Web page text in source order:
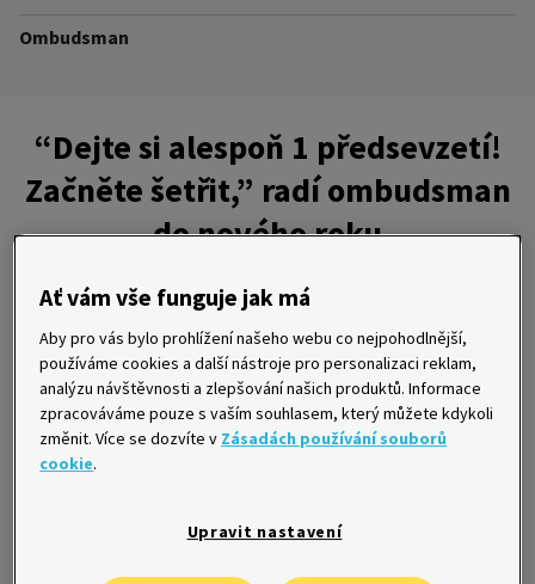
Ze života do života
Aktuální a ukončené soutěže
Ombudsman
“Dejte si alespoň 1 předsevzetí!
Začněte šetřit,” radí ombudsman
do nového roku
25. 1. 2022
Vánoce jsou za námi a s nimi i rok 2021. Právě v tomto čase si
lidé dávají předsevzetí do nového roku 2022. “Pokud byste si
měli vybrat jen jedno předsevzetí, ať se týká šetření,” říká
ombudsman klientů Home Creditu Miroslav Zborovský.
Ať vám vše funguje jak má
Aby pro vás bylo prohlížení našeho webu co nejpohodlnější,
používáme cookies a další nástroje pro personalizaci reklam,
analýzu návštěvnosti a zlepšování našich produktů. Informace
zpracováváme pouze s vaším souhlasem, který můžete kdykoli
změnit. Více se dozvíte v Zásadách používání souborů
cookie.
Upravit nastavení